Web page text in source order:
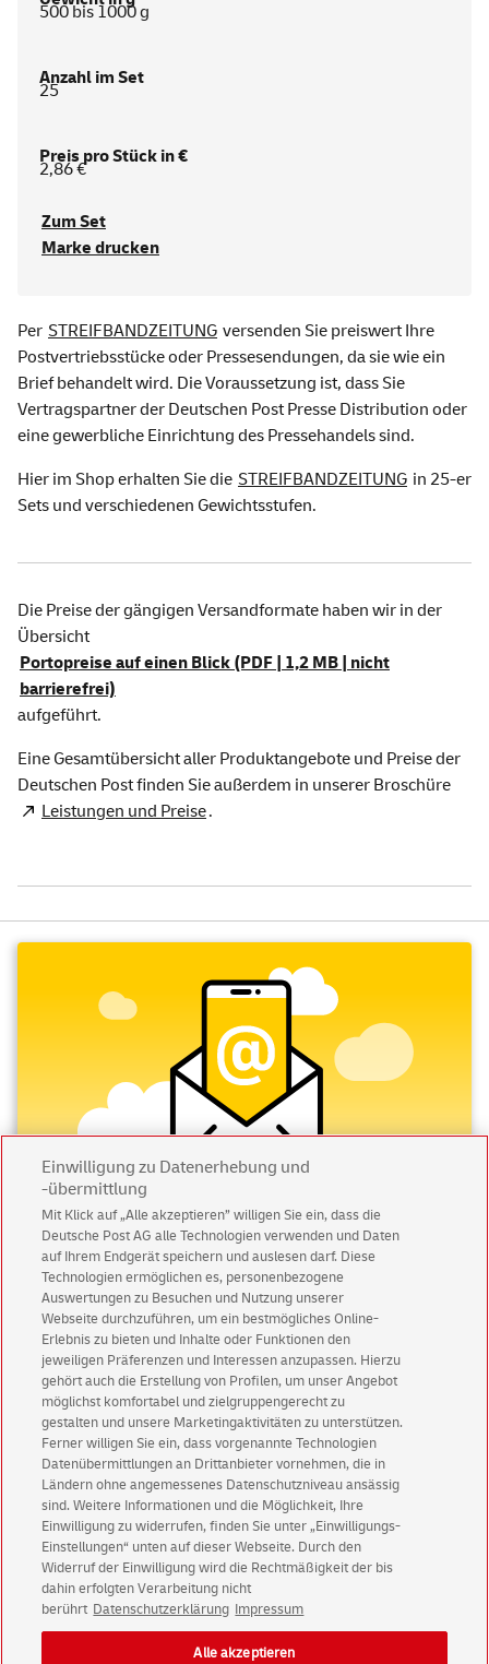
500 bis 1000 g
25
2,86 €
Zum Set
Marke drucken
Per STREIFBANDZEITUNG versenden Sie preiswert Ihre
Postvertriebsstücke oder Pressesendungen, da sie wie ein
Brief behandelt wird. Die Voraussetzung ist, dass Sie
Vertragspartner der Deutschen Post Presse Distribution oder
eine gewerbliche Einrichtung des Pressehandels sind.
Hier im Shop erhalten Sie die STREIFBANDZEITUNG in 25-er
Sets und verschiedenen Gewichtsstufen.
Die Preise der gängigen Versandformate haben wir in der
Übersicht
Portopreise auf einen Blick (PDF | 1,2 MB | nicht
barrierefrei)
aufgeführt.
Eine Gesamtübersicht aller Produktangebote und Preise der
Deutschen Post finden Sie außerdem in unserer Broschüre
Leistungen und Preise.
Abonnieren Sie unseren Newsletter
Immer informiert über exklusive Angebote und
Aktionen - jetzt mit Vorteil
Privatkundensichern sich einen5 € Gutschein
für POSTSCAN!
Geschäftskundenerhalten einen5 € Gutschein
für Briefmarke individuell!
Zur Newsletter-Anmeldung
© Sat Aug 08 16:04:03 CEST 2026 Deutsche Post AG
Impressum
Datenschutz
Einwilligung zu Datenerhebung und
-übermittlung
Mit Klick auf „Alle akzeptieren” willigen Sie ein, dass die
Deutsche Post AG alle Technologien verwenden und Daten
auf Ihrem Endgerät speichern und auslesen darf. Diese
Technologien ermöglichen es, personenbezogene
Auswertungen zu Besuchen und Nutzung unserer
Webseite durchzuführen, um ein bestmögliches Online-
Erlebnis zu bieten und Inhalte oder Funktionen den
jeweiligen Präferenzen und Interessen anzupassen. Hierzu
gehört auch die Erstellung von Profilen, um unser Angebot
möglichst komfortabel und zielgruppengerecht zu
gestalten und unsere Marketingaktivitäten zu unterstützen.
Ferner willigen Sie ein, dass vorgenannte Technologien
Datenübermittlungen an Drittanbieter vornehmen, die in
Ländern ohne angemessenes Datenschutzniveau ansässig
sind. Weitere Informationen und die Möglichkeit, Ihre
Einwilligung zu widerrufen, finden Sie unter „Einwilligungs-
Einstellungen“ unten auf dieser Webseite. Durch den
Widerruf der Einwilligung wird die Rechtmäßigkeit der bis
dahin erfolgten Verarbeitung nicht
berührt Datenschutzerklärung Impressum
Alle akzeptieren